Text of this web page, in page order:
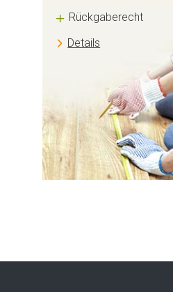
Rückgaberecht
Details